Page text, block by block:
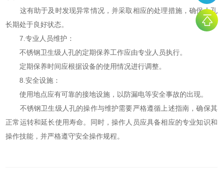
这有助于及时发现异常情况，并采取相应的处理措施，确保人孔
长期处于良好状态。
7.专业人员维护：
不锈钢卫生级人孔的定期保养工作应由专业人员执行。
定期保养时间应根据设备的使用情况进行调整。
8.安全设施：
使用地点应有可靠的接地设施，以防漏电等安全事故的出现。
不锈钢卫生级人孔的操作与维护需要严格遵循上述指南，确保其
正常运转和延长使用寿命。同时，操作人员应具备相应的专业知识和
操作技能，并严格遵守安全操作规程。